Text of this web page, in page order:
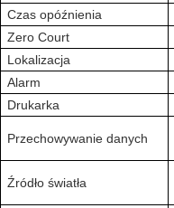
Czas opóźnienia
Zero Court
Lokalizacja
Alarm
Drukarka
Przechowywanie danych
Źródło światła